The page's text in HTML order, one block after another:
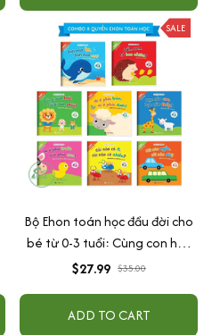
SALE
Bộ Ehon toán học đầu đời cho
bé từ 0-3 tuổi: Cùng con học
toán (song ngữ Việt Anh)
$27.99 $35.00
ADD TO CART